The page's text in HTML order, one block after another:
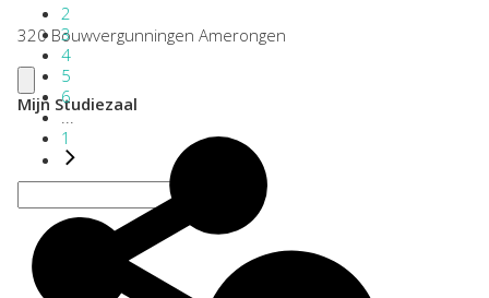
2
3
4
5
6
...
1
320 Bouwvergunningen Amerongen
Mijn Studiezaal